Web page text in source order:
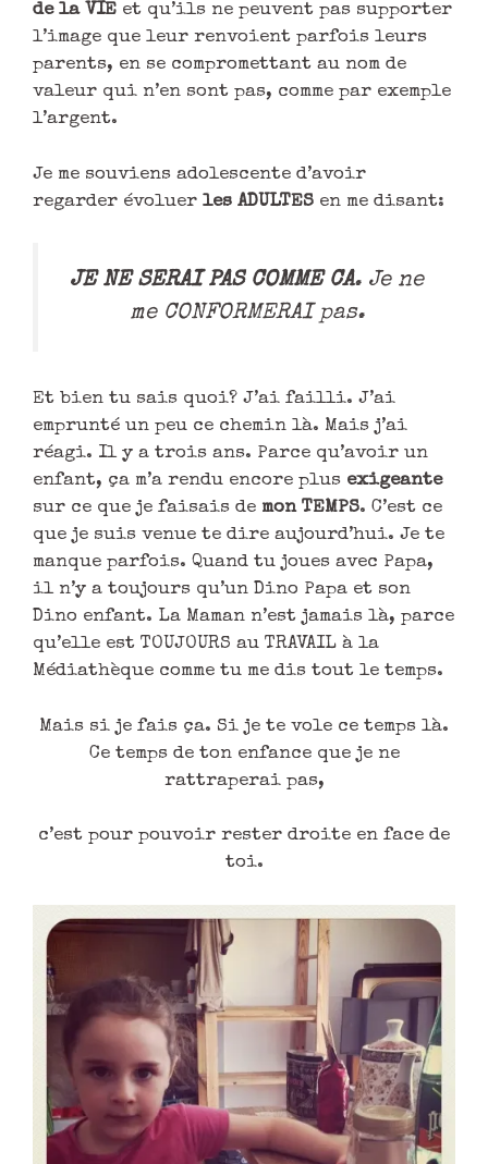
de la VIE et qu’ils ne peuvent pas supporter
l’image que leur renvoient parfois leurs
parents, en se compromettant au nom de
valeur qui n’en sont pas, comme par exemple
l’argent.
Je me souviens adolescente d’avoir
regarder évoluer les ADULTES en me disant:
JE NE SERAI PAS COMME CA. Je ne
me CONFORMERAI pas.
Et bien tu sais quoi? J’ai failli. J’ai
emprunté un peu ce chemin là. Mais j’ai
réagi. Il y a trois ans. Parce qu’avoir un
enfant, ça m’a rendu encore plus exigeante
sur ce que je faisais de mon TEMPS. C’est ce
que je suis venue te dire aujourd’hui. Je te
manque parfois. Quand tu joues avec Papa,
il n’y a toujours qu’un Dino Papa et son
Dino enfant. La Maman n’est jamais là, parce
qu’elle est TOUJOURS au TRAVAIL à la
Médiathèque comme tu me dis tout le temps.
Mais si je fais ça. Si je te vole ce temps là.
Ce temps de ton enfance que je ne
rattraperai pas,
c’est pour pouvoir rester droite en face de
toi.